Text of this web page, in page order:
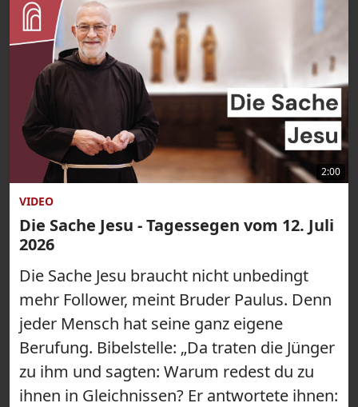
2:00
VIDEO
Die Sache Jesu - Tagessegen vom 12. Juli
2026
Die Sache Jesu braucht nicht unbedingt
mehr Follower, meint Bruder Paulus. Denn
jeder Mensch hat seine ganz eigene
Berufung. Bibelstelle: „Da traten die Jünger
zu ihm und sagten: Warum redest du zu
ihnen in Gleichnissen? Er antwortete ihnen: